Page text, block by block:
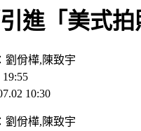
進「美式
劉佾樺,陳致宇
10:30
劉佾樺,陳致宇